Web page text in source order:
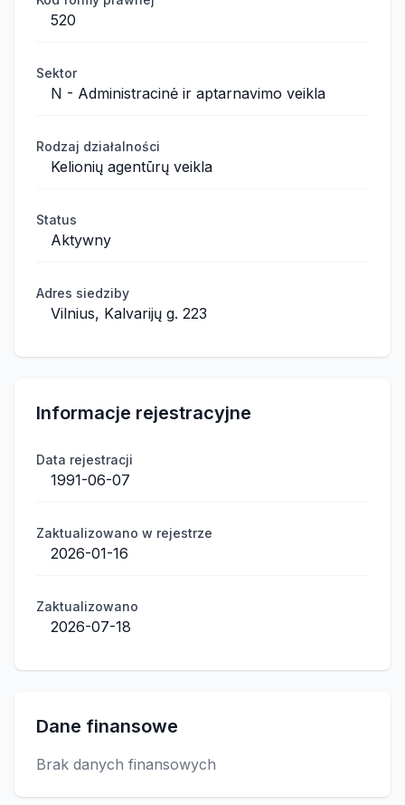
520
Sektor
N - Administracinė ir aptarnavimo veikla
Rodzaj działalności
Kelionių agentūrų veikla
Status
Aktywny
Adres siedziby
Vilnius, Kalvarijų g. 223
Informacje rejestracyjne
Data rejestracji
1991-06-07
Zaktualizowano w rejestrze
2026-01-16
Zaktualizowano
2026-07-18
Dane finansowe
Brak danych finansowych